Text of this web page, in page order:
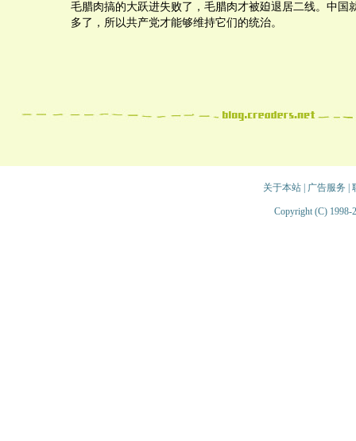
毛腊肉搞的大跃进失败了，毛腊肉才被廹退居二线。中国
多了，所以共产党才能够维持它们的统治。
关于本站| 广告服务
Copyright (C) 1998-